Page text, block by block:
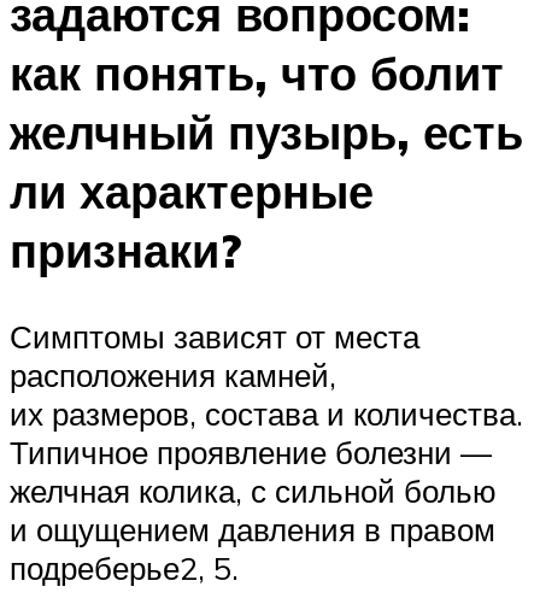
задаются вопросом:
как понять, что болит
желчный пузырь, есть
ли характерные
признаки?
Симптомы зависят от места
расположения камней,
их размеров, состава и количества.
Типичное проявление болезни —
желчная колика, с сильной болью
и ощущением давления в правом
подреберье2, 5.